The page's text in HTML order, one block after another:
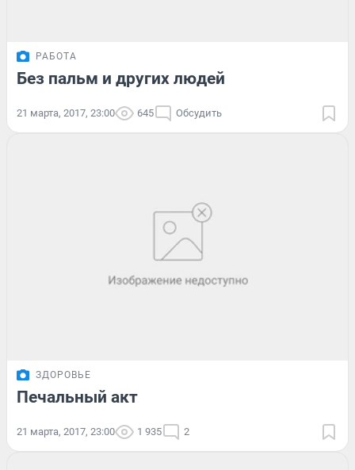
РАБОТА
Без пальм и других людей
21 марта, 2017, 23:00 645 Обсудить
ЗДОРОВЬЕ
Печальный акт
21 марта, 2017, 23:00 1 935 2